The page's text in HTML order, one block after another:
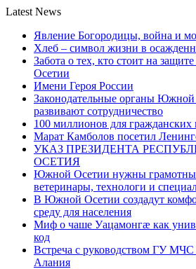
Latest News
Явление Богородицы, война и
Хлеб – символ жизни в
Забота о тех, кто стоит на
Осетии
Имени Героя России
Законодательные органы
развивают сотрудничество
100 миллионов для гражданских
Марат Камболов посетил
УКАЗ ПРЕЗИДЕНТА
ОСЕТИЯ
Южной Осетии нужны
ветеринары, технологи и
В Южной Осетии создадут
среду для населения
Миф о чаше Уацамонгæ как
код
Встреча с руководством ГУ
Алания